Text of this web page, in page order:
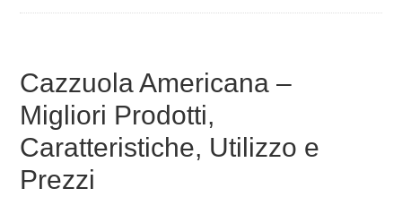
Cazzuola Americana –
Migliori Prodotti,
Caratteristiche, Utilizzo e
Prezzi